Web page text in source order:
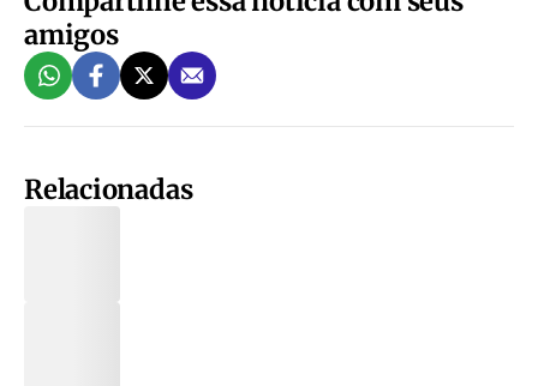
amigos
Relacionadas